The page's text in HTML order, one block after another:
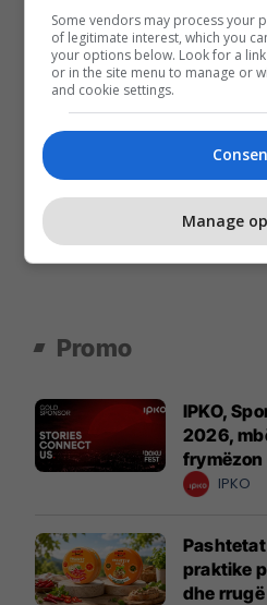
Promo
IPKO,
2026,
frymëzon
krijuesve
IPKO
praktike
dhe rrugë
Some vendors may process your
of legitimate interest, which you
your options below. Look for a
or in the site menu to manage or
and cookie settings.
Manage